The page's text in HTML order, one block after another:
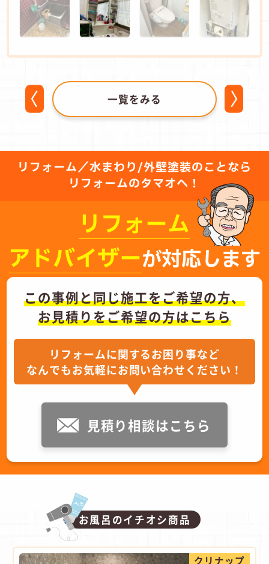
一覧をみる
リフォーム／水まわり/外壁塗装のことなら
リフォームのタマオへ！
リフォーム
アドバイザーが対応します
この事例と同じ施工をご希望の方、
お見積りをご希望の方はこちら
リフォームに関するお困り事など
なんでもお気軽にお問い合わせください！
見積り相談はこちら
お風呂のイチオシ商品
クリナップ